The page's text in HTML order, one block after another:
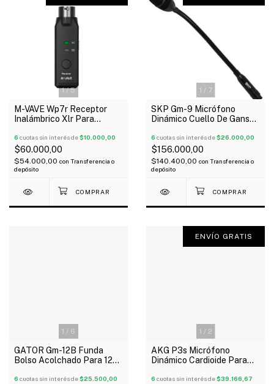
1/5
M-VAVE Wp7r Receptor
Inalámbrico Xlr Para
6 cuotas sin interés de$10.000,00
$60.000,00
$54.000,00 con Transferencia o
depósito
1 / 7
SKP Gm-9 Micrófono
Dinámico Cuello De Ganso
6 cuotas sin interés de$26.000,00
$156.000,00
$140.400,00 con Transferencia o
depósito
1 / 6
GATOR Gm-12B Funda
Bolso Acolchado Para 12
6 cuotas sin interés de$25.500,00
1 / 2
ENVÍO GRATIS
AKG P3s Micrófono
Dinámico Cardioide Para
6 cuotas sin interés de$39.166,67